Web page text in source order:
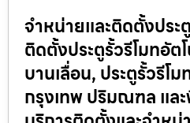
จำหน่ายและติดตั้งประ
ติดตั้งประตูรั้วรีโมทอัต
บานเลื่อน, ประตูรั้วรีโ
กรุงเทพ ปริมณฑล แล